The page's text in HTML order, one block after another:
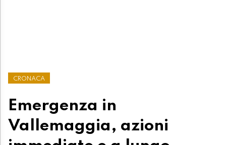
CRONACA
Emergenza in
Vallemaggia, azioni